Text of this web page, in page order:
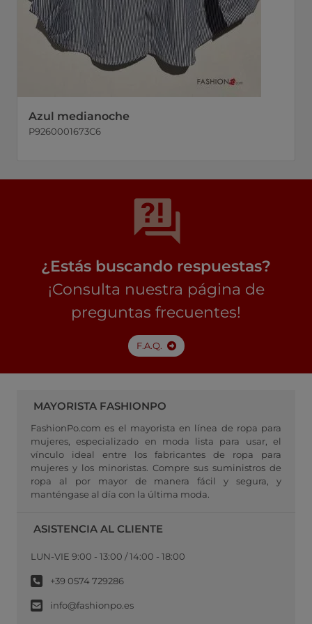
Azul medianoche
P9260001673C6
¿Estás buscando respuestas?
¡Consulta nuestra página de
preguntas frecuentes!
F.A.Q.
MAYORISTA FASHIONPO
FashionPo.com es el mayorista en línea de ropa para
mujeres, especializado en moda lista para usar, el
vínculo ideal entre los fabricantes de ropa para
mujeres y los minoristas. Compre sus suministros de
ropa al por mayor de manera fácil y segura, y
manténgase al día con la última moda.
ASISTENCIA AL CLIENTE
LUN-VIE 9:00 - 13:00 / 14:00 - 18:00
+39 0574 729286
info@fashionpo.es